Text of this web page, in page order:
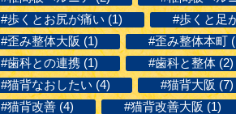
#歩くとお尻が痛い (1)
#歩くと足
#歪み整体大阪 (1)
#歪み整体本町
#歯科との連携 (1)
#歯科と整体 (2)
#猫背なおしたい (4)
#猫背大阪 (7)
#猫背改善 (4)
#猫背改善大阪 (1)